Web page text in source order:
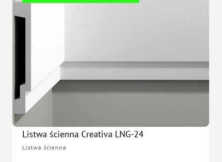
Listwa ścienna Creativa LNG-24
Listwa ścienna